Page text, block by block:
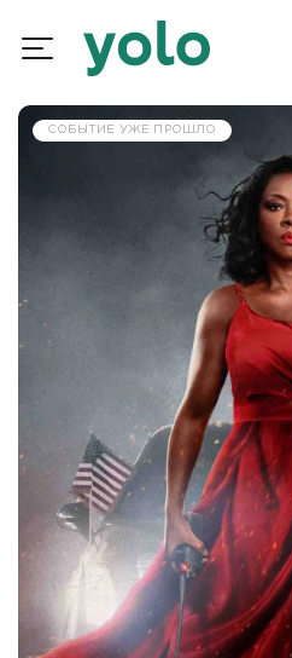
СОБЫТИЕ УЖЕ ПРОШЛО